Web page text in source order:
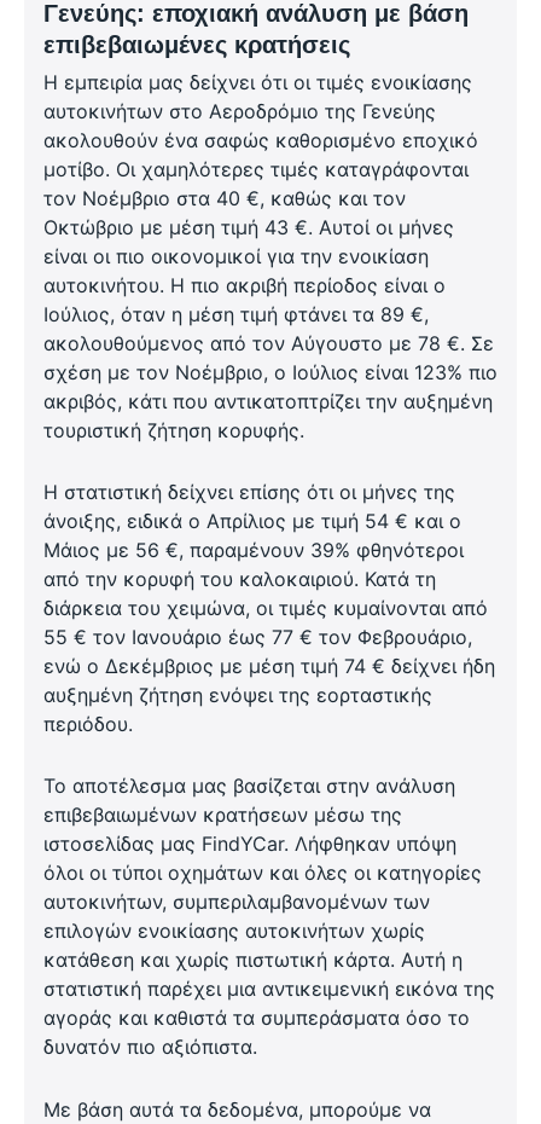
Γενεύης: εποχιακή ανάλυση με βάση
επιβεβαιωμένες κρατήσεις
Η εμπειρία μας δείχνει ότι οι τιμές ενοικίασης
αυτοκινήτων στο Αεροδρόμιο της Γενεύης
ακολουθούν ένα σαφώς καθορισμένο εποχικό
μοτίβο. Οι χαμηλότερες τιμές καταγράφονται
τον Νοέμβριο στα 40 €, καθώς και τον
Οκτώβριο με μέση τιμή 43 €. Αυτοί οι μήνες
είναι οι πιο οικονομικοί για την ενοικίαση
αυτοκινήτου. Η πιο ακριβή περίοδος είναι ο
Ιούλιος, όταν η μέση τιμή φτάνει τα 89 €,
ακολουθούμενος από τον Αύγουστο με 78 €. Σε
σχέση με τον Νοέμβριο, ο Ιούλιος είναι 123% πιο
ακριβός, κάτι που αντικατοπτρίζει την αυξημένη
τουριστική ζήτηση κορυφής.
Η στατιστική δείχνει επίσης ότι οι μήνες της
άνοιξης, ειδικά ο Απρίλιος με τιμή 54 € και ο
Μάιος με 56 €, παραμένουν 39% φθηνότεροι
από την κορυφή του καλοκαιριού. Κατά τη
διάρκεια του χειμώνα, οι τιμές κυμαίνονται από
55 € τον Ιανουάριο έως 77 € τον Φεβρουάριο,
ενώ ο Δεκέμβριος με μέση τιμή 74 € δείχνει ήδη
αυξημένη ζήτηση ενόψει της εορταστικής
περιόδου.
Το αποτέλεσμα μας βασίζεται στην ανάλυση
επιβεβαιωμένων κρατήσεων μέσω της
ιστοσελίδας μας FindYCar. Λήφθηκαν υπόψη
όλοι οι τύποι οχημάτων και όλες οι κατηγορίες
αυτοκινήτων, συμπεριλαμβανομένων των
επιλογών ενοικίασης αυτοκινήτων χωρίς
κατάθεση και χωρίς πιστωτική κάρτα. Αυτή η
στατιστική παρέχει μια αντικειμενική εικόνα της
αγοράς και καθιστά τα συμπεράσματα όσο το
δυνατόν πιο αξιόπιστα.
Με βάση αυτά τα δεδομένα, μπορούμε να